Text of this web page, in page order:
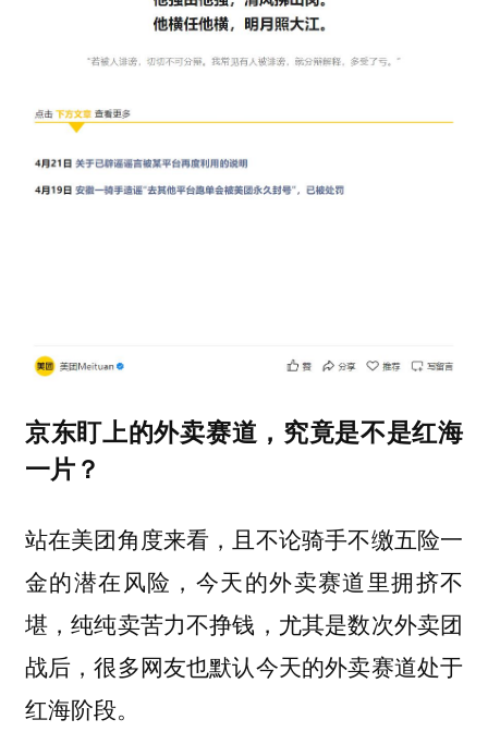
京东盯上的外卖赛道，究竟是不是红海
一片？
站在美团角度来看，且不论骑手不缴五险一
金的潜在风险，今天的外卖赛道里拥挤不
堪，纯纯卖苦力不挣钱，尤其是数次外卖团
战后，很多网友也默认今天的外卖赛道处于
红海阶段。